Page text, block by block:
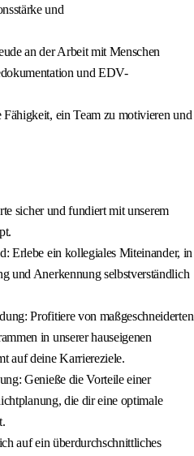
und
an der Arbeit mit Menschen
und EDV-
ein Team zu motivieren und
sicher und fundiert mit unserem
Erlebe ein kollegiales Miteinander, in
und Anerkennung selbstverständlich
Profitiere von maßgeschneiderten
in unserer hauseigenen
auf deine Karriereziele.
Genieße die Vorteile einer
die dir eine optimale
auf ein überdurchschnittliches